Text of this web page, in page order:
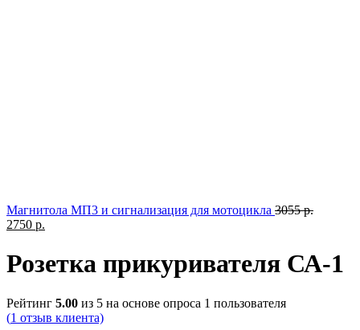
Магнитола МП3 и сигнализация для мотоцикла 3055р.
3055 р..
2750 р.
Розетка прикуривателя СА-1
Рейтинг 5.00 из 5 на основе опроса 1 пользователя
(1 отзыв клиента)